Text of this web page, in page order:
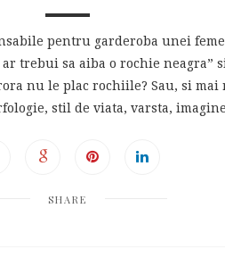
pentru garderoba unei
trebui sa aiba o rochie
nu le plac rochiile? Sau, si
stil de viata, varsta,
SHARE